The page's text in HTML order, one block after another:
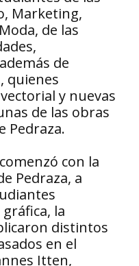
Marketing,
de las
de
quienes
y nuevas
de las obras
Pedraza.
con la
Pedraza, a
la
distintos
en el
Itten,